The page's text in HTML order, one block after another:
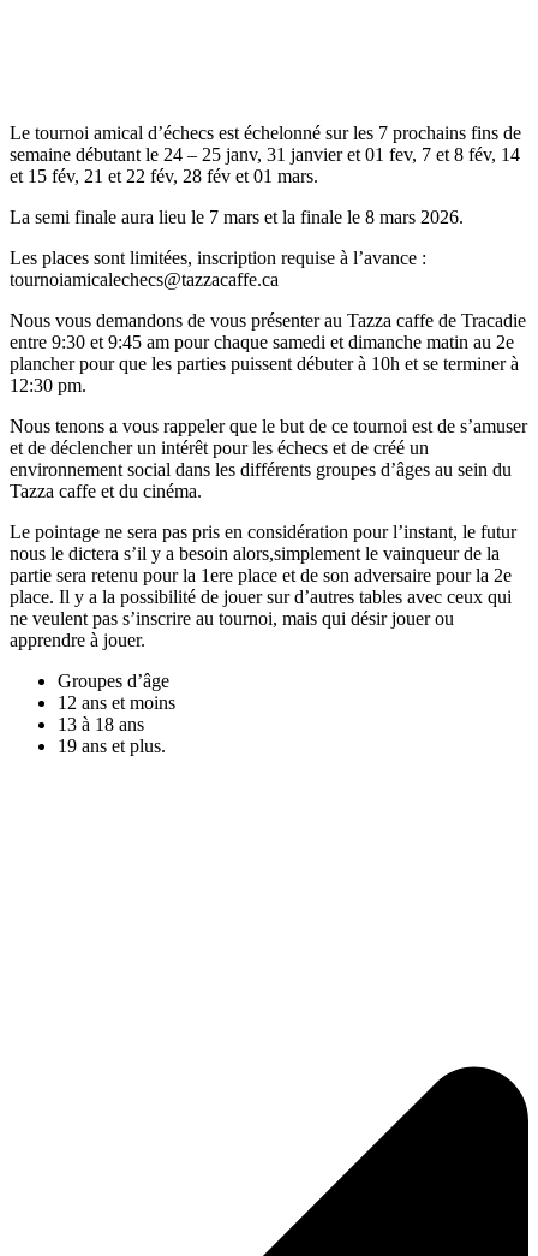
Le tournoi amical d’échecs est échelonné sur les 7 prochains fins de
semaine débutant le 24 – 25 janv, 31 janvier et 01 fev, 7 et 8 fév, 14
et 15 fév, 21 et 22 fév, 28 fév et 01 mars.
La semi finale aura lieu le 7 mars et la finale le 8 mars 2026.
Les places sont limitées, inscription requise à l’avance :
tournoiamicalechecs@tazzacaffe.ca
Nous vous demandons de vous présenter au Tazza caffe de Tracadie
entre 9:30 et 9:45 am pour chaque samedi et dimanche matin au 2e
plancher pour que les parties puissent débuter à 10h et se terminer à
12:30 pm.
Nous tenons a vous rappeler que le but de ce tournoi est de s’amuser
et de déclencher un intérêt pour les échecs et de créé un
environnement social dans les différents groupes d’âges au sein du
Tazza caffe et du cinéma.
Le pointage ne sera pas pris en considération pour l’instant, le futur
nous le dictera s’il y a besoin alors,simplement le vainqueur de la
partie sera retenu pour la 1ere place et de son adversaire pour la 2e
place. Il y a la possibilité de jouer sur d’autres tables avec ceux qui
ne veulent pas s’inscrire au tournoi, mais qui désir jouer ou
apprendre à jouer.
Groupes d’âge
12 ans et moins
13 à 18 ans
19 ans et plus.